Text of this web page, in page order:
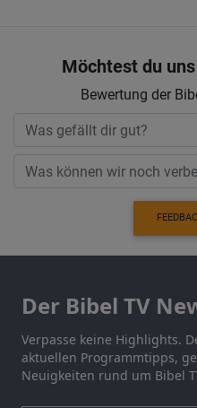
Möchtest du
Bewertung der
Der Bibel TV
Verpasse keine Highlights.
aktuellen Programmtipps,
Neuigkeiten rund um Bibel